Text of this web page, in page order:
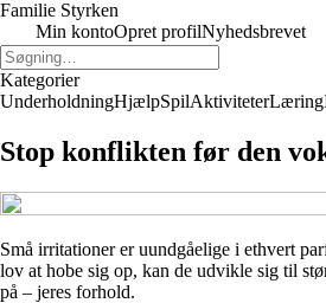
Familie Styrken
Min kontoOpret profilNyhedsbrevet
Kategorier
UnderholdningHjælpSpilAktiviteterLæring
Stop konflikten før den
Små irritationer er uundgåelige i ethvert
lov at hobe sig op, kan de udvikle sig til
på – jeres forhold.